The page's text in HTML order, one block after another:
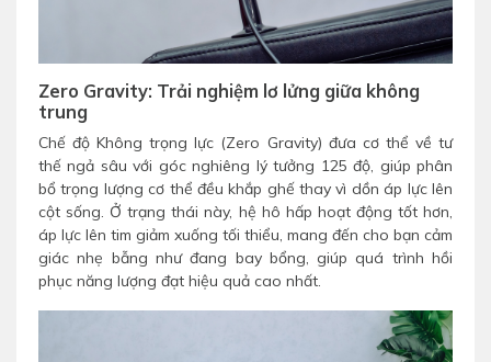
Zero Gravity: Trải nghiệm lơ lửng giữa không
trung
Chế độ Không trọng lực (Zero Gravity) đưa cơ thể về tư
thế ngả sâu với góc nghiêng lý tưởng 125 độ, giúp phân
bổ trọng lượng cơ thể đều khắp ghế thay vì dồn áp lực lên
cột sống. Ở trạng thái này, hệ hô hấp hoạt động tốt hơn,
áp lực lên tim giảm xuống tối thiểu, mang đến cho bạn cảm
giác nhẹ bẫng như đang bay bổng, giúp quá trình hồi
phục năng lượng đạt hiệu quả cao nhất.